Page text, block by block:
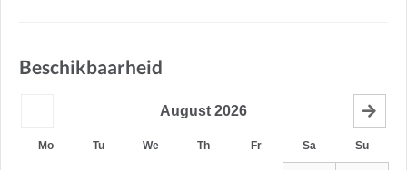
Beschikbaarheid
August 2026
Mo Tu We Th Fr Sa Su